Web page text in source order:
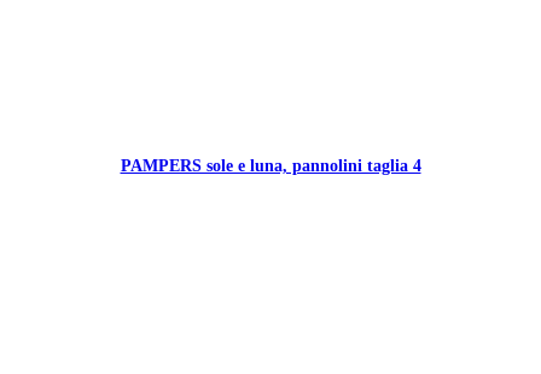
PAMPERS sole e luna, pannolini taglia 4